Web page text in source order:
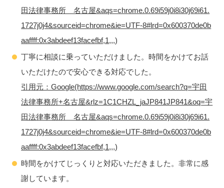
田法律事務所 名古屋&aqs=chrome.0.69i59j0i8i30j69i61.
1727j0j4&sourceid=chrome&ie=UTF-8#lrd=0x600370de0b
aaffff:0x3abdeef13facefbf,1,,,)
丁寧に相談に乗っていただけました。時間をかけてお話
いただけたので安心できる対応でした。
引用元：Google(https://www.google.com/search?q=宇田
法律事務所+名古屋&rlz=1C1CHZL_jaJP841JP841&oq=宇
田法律事務所 名古屋&aqs=chrome.0.69i59j0i8i30j69i61.
1727j0j4&sourceid=chrome&ie=UTF-8#lrd=0x600370de0b
aaffff:0x3abdeef13facefbf,1,,,)
時間をかけてじっくりと対応いただきました。非常に感
謝しています。